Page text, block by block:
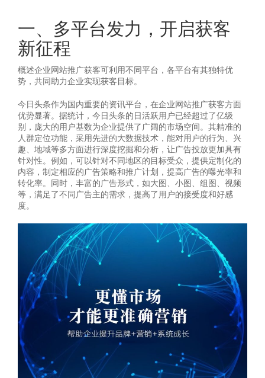
一、多平台发力，开启获客
新征程
概述企业网站推广获客可利用不同平台，各平台有其独特优
势，共同助力企业实现获客目标。
今日头条作为国内重要的资讯平台，在企业网站推广获客方面
优势显著。据统计，今日头条的日活跃用户已经超过了亿级
别，庞大的用户基数为企业提供了广阔的市场空间。其精准的
人群定位功能，采用先进的大数据技术，能对用户的行为、兴
趣、地域等多方面进行深度挖掘和分析，让广告投放更加具有
针对性。例如，可以针对不同地区的目标受众，提供定制化的
内容，制定相应的广告策略和推广计划，提高广告的曝光率和
转化率。同时，丰富的广告形式，如大图、小图、组图、视频
等，满足了不同广告主的需求，提高了用户的接受度和好感
度。